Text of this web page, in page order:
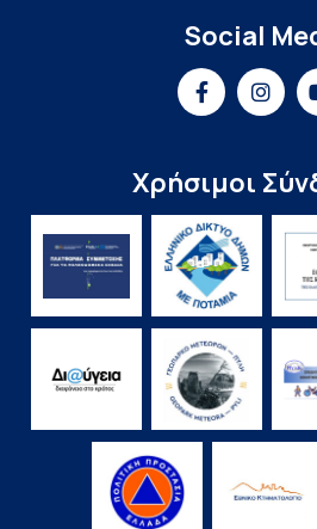
Social
Χρήσιμοι